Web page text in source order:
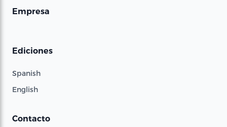
Empresa
Ediciones
Spanish
English
Contacto